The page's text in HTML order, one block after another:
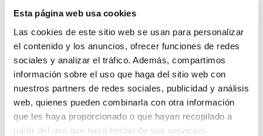
Esta página web usa cookies
Las cookies de este sitio web se usan para personalizar
el contenido y los anuncios, ofrecer funciones de redes
sociales y analizar el tráfico. Además, compartimos
información sobre el uso que haga del sitio web con
nuestros partners de redes sociales, publicidad y análisis
web, quienes pueden combinarla con otra información
que les haya proporcionado o que hayan recopilado a
partir del uso que haya hecho de sus servicios.
k
Compras
IT
Logí­stica
Managed Services
Marketing